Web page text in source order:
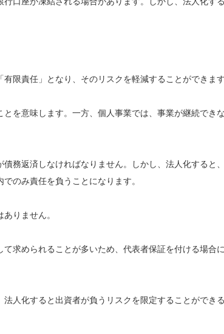
限責任」となり、そのリスクを軽減することができます
を意味します。一方、個人事業では、事業が継続でき
務返済しなければなりません。しかし、法人化すると
のみ責任を負うことになります。
りません。
求められることが多いため、代表者保証を付ける場合
人化すると出資者が負うリスクを限定することができ